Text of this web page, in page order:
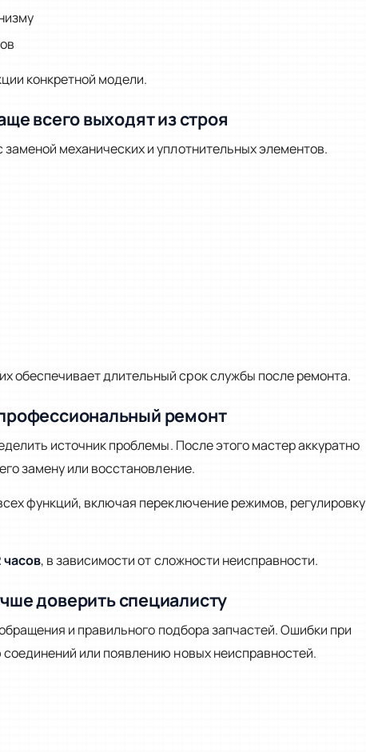
конкретной модели.
всего выходят из строя
механических и уплотнительных элементов.
обеспечивает длительный срок службы после ремонта.
ремонт
источник проблемы. После этого мастер аккуратно
замену или восстановление.
функций, включая переключение режимов, регулировку
, в зависимости от сложности неисправности.
доверить специалисту
и правильного подбора запчастей. Ошибки при
или появлению новых неисправностей.